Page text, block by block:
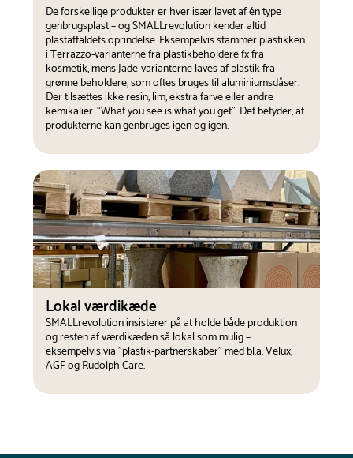
De forskellige produkter er hver især lavet af én type
genbrugsplast – og SMALLrevolution kender altid
plastaffaldets oprindelse. Eksempelvis stammer plastikken
i Terrazzo-varianterne fra plastikbeholdere fx fra
kosmetik, mens Jade-varianterne laves af plastik fra
grønne beholdere, som oftes bruges til aluminiumsdåser.
Der tilsættes ikke resin, lim, ekstra farve eller andre
kemikalier. “What you see is what you get”. Det betyder, at
produkterne kan genbruges igen og igen.
Lokal værdikæde
SMALLrevolution insisterer på at holde både produktion
og resten af værdikæden så lokal som mulig –
eksempelvis via "plastik-partnerskaber" med bl.a. Velux,
AGF og Rudolph Care.